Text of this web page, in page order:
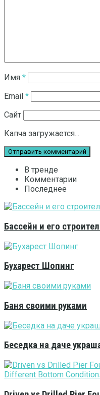
Имя *
Email *
Сайт
Капча загружается...
В тренде
Комментарии
Последнее
Бассейн и его
Бухарест Шопинг
Баня своими руками
Беседка на даче